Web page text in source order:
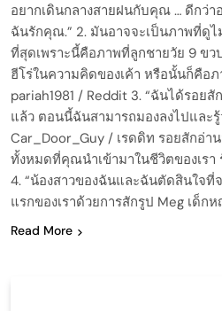
อยากเดินกลางสายฝนกับคุณ … ดีกว่
ฉันรักคุณ.” 2. มันอาจจะเป็นภาพที่ดู
ที่สุดเพราะนี้คือภาพที่ลูกชายวัย 9 ข
ฮีโร่ในความคิดของเค้า หรือนั้นก็คือภ
pariah1981 / Reddit 3. “ฉันได้รอย
แล้ว ตอนนี้ฉันสามารถมองลงไปและ
Car_Door_Guy / เรดดิท รอยสักอ่
ทั้งหมดที่คุณนำเข้ามาในชีวิตของเรา
4. “น้องสาวของฉันและฉันตัดสินใจที่
แรกของเราด้วยการสักรูป Meg เด็ก
Read More